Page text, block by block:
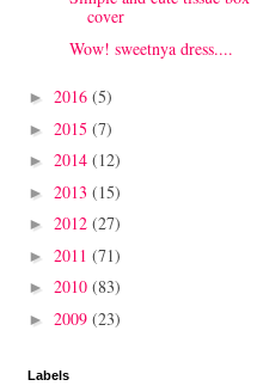
cover
Wow! sweetnya dress....
► 2016 (5)
► 2015 (7)
► 2014 (12)
► 2013 (15)
► 2012 (27)
► 2011 (71)
► 2010 (83)
► 2009 (23)
Labels